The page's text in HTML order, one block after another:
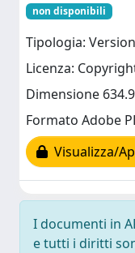
non disponibili
Tipologia:
Licenza:
Dimensione
Formato Adobe
Visualizza/
I documenti in
e tutti i diritti